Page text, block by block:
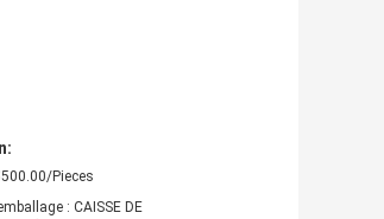
Pieces
: CAISSE DE